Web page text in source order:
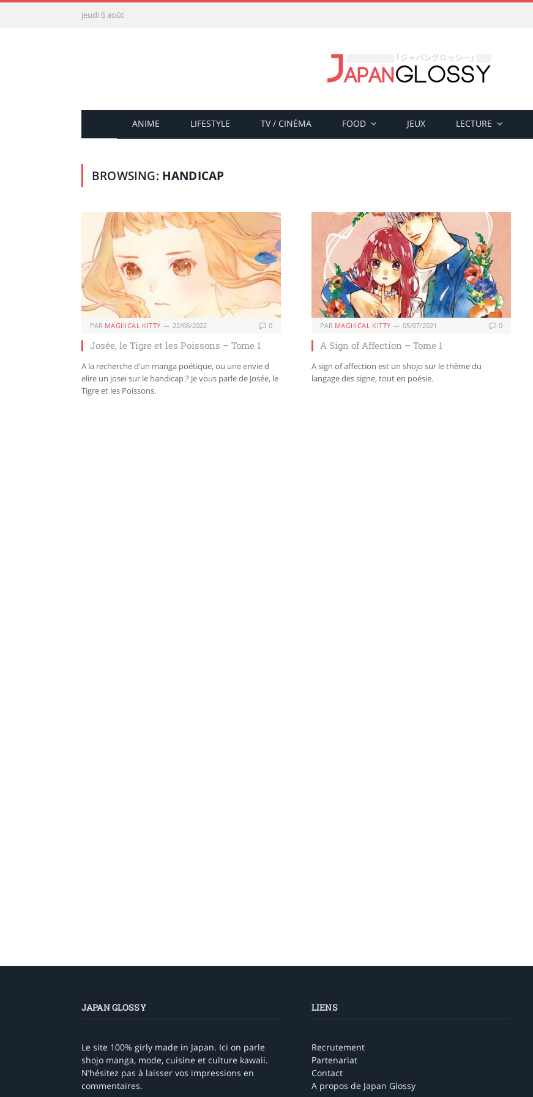
jeudi 6 août
ANIME LIFESTYLE TV / CINÉMA FOOD JEUX LECTURE
BROWSING: HANDICAP
PAR MAGIIICAL KITTY 22/08/2022 0
Josée, le Tigre et les Poissons – Tome 1
A la recherche d’un manga poétique, ou une envie d
elire un josei sur le handicap ? Je vous parle de Josée, le
Tigre et les Poissons.
PAR MAGIIICAL KITTY 05/07/2021 0
A Sign of Affection – Tome 1
A sign of affection est un shojo sur le thème du
langage des signe, tout en poésie.
JAPAN GLOSSY
Le site 100% girly made in Japan. Ici on parle
shojo manga, mode, cuisine et culture kawaii.
N’hésitez pas à laisser vos impressions en
commentaires.
LIENS
Recrutement
Partenariat
Contact
A propos de Japan Glossy